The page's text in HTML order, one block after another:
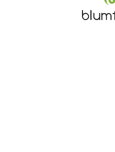
schnell wieder ab. Zudem
dass im Lieferumfang ist,
vorkommen bzw. müsste
puisqu'un simple tuyau suffit
Le débit d'eau est parfait
particulier grâce à son socle en